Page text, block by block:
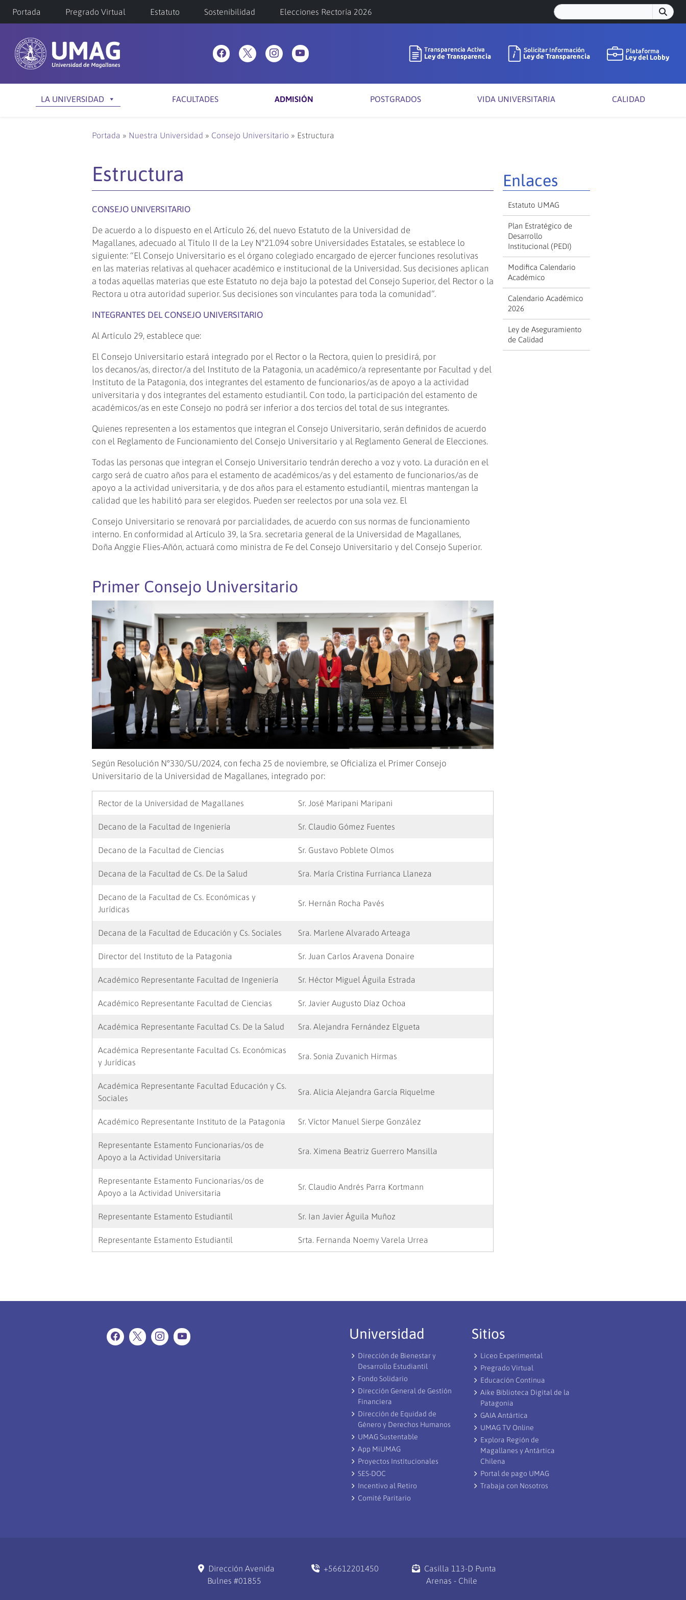
Portada Pregrado Virtual Estatuto Sostenibilidad Elecciones Rectoría 2026
LA UNIVERSIDAD FACULTADES ADMISIÓN POSTGRADOS VIDA UNIVERSITARIA CALIDAD
Portada » Nuestra Universidad » Consejo Universitario » Estructura
Estructura
CONSEJO UNIVERSITARIO
De acuerdo a lo dispuesto en el Artículo 26, del nuevo Estatuto de la Universidad de
Magallanes, adecuado al Título II de la Ley N°21.094 sobre Universidades Estatales, se establece lo
siguiente: “El Consejo Universitario es el órgano colegiado encargado de ejercer funciones resolutivas
en las materias relativas al quehacer académico e institucional de la Universidad. Sus decisiones aplican
a todas aquellas materias que este Estatuto no deja bajo la potestad del Consejo Superior, del Rector o la
Rectora u otra autoridad superior. Sus decisiones son vinculantes para toda la comunidad”.
INTEGRANTES DEL CONSEJO UNIVERSITARIO
Al Artículo 29, establece que:
El Consejo Universitario estará integrado por el Rector o la Rectora, quien lo presidirá, por
los decanos/as, director/a del Instituto de la Patagonia, un académico/a representante por Facultad y del
Instituto de la Patagonia, dos integrantes del estamento de funcionarios/as de apoyo a la actividad
universitaria y dos integrantes del estamento estudiantil. Con todo, la participación del estamento de
académicos/as en este Consejo no podrá ser inferior a dos tercios del total de sus integrantes.
Quienes representen a los estamentos que integran el Consejo Universitario, serán definidos de acuerdo
con el Reglamento de Funcionamiento del Consejo Universitario y al Reglamento General de Elecciones.
Todas las personas que integran el Consejo Universitario tendrán derecho a voz y voto. La duración en el
cargo será de cuatro años para el estamento de académicos/as y del estamento de funcionarios/as de
apoyo a la actividad universitaria, y de dos años para el estamento estudiantil, mientras mantengan la
calidad que les habilitó para ser elegidos. Pueden ser reelectos por una sola vez. El
Consejo Universitario se renovará por parcialidades, de acuerdo con sus normas de funcionamiento
interno. En conformidad al Artículo 39, la Sra. secretaria general de la Universidad de Magallanes,
Doña Anggie Flies-Añón, actuará como ministra de Fe del Consejo Universitario y del Consejo Superior.
Primer Consejo Universitario
Según Resolución N°330/SU/2024, con fecha 25 de noviembre, se Oficializa el Primer Consejo
Universitario de la Universidad de Magallanes, integrado por:
Rector de la Universidad de Magallanes Sr. José Maripani Maripani
Decano de la Facultad de Ingeniería Sr. Claudio Gómez Fuentes
Decano de la Facultad de Ciencias Sr. Gustavo Poblete Olmos
Decana de la Facultad de Cs. De la Salud Sra. María Cristina Furrianca Llaneza
Decano de la Facultad de Cs. Económicas y
Jurídicas
Sr. Hernán Rocha Pavés
Decana de la Facultad de Educación y Cs. Sociales Sra. Marlene Alvarado Arteaga
Director del Instituto de la Patagonia Sr. Juan Carlos Aravena Donaire
Académico Representante Facultad de Ingeniería Sr. Héctor Miguel Águila Estrada
Académico Representante Facultad de Ciencias Sr. Javier Augusto Díaz Ochoa
Académica Representante Facultad Cs. De la Salud Sra. Alejandra Fernández Elgueta
Académica Representante Facultad Cs. Económicas
y Jurídicas
Sra. Sonia Zuvanich Hirmas
Académica Representante Facultad Educación y Cs.
Sociales
Sra. Alicia Alejandra García Riquelme
Académico Representante Instituto de la Patagonia Sr. Víctor Manuel Sierpe González
Representante Estamento Funcionarias/os de
Apoyo a la Actividad Universitaria
Sra. Ximena Beatriz Guerrero Mansilla
Representante Estamento Funcionarias/os de
Apoyo a la Actividad Universitaria
Sr. Claudio Andrés Parra Kortmann
Representante Estamento Estudiantil Sr. Ian Javier Águila Muñoz
Representante Estamento Estudiantil Srta. Fernanda Noemy Varela Urrea
Enlaces
Estatuto UMAG
Plan Estratégico de
Desarrollo
Institucional (PEDI)
Modifica Calendario
Académico
Calendario Académico
2026
Ley de Aseguramiento
de Calidad
Universidad
Dirección de Bienestar y
Desarrollo Estudiantil
Fondo Solidario
Dirección General de Gestión
Financiera
Dirección de Equidad de
Género y Derechos Humanos
UMAG Sustentable
App MiUMAG
Proyectos Institucionales
SES-DOC
Incentivo al Retiro
Comité Paritario
Sitios
Liceo Experimental
Pregrado Virtual
Educación Continua
Aike Biblioteca Digital de la
Patagonia
GAIA Antártica
UMAG TV Online
Explora Región de
Magallanes y Antártica
Chilena
Portal de pago UMAG
Trabaja con Nosotros
Dirección Avenida
Bulnes #01855
+56612201450
Casilla 113-D Punta
Arenas - Chile